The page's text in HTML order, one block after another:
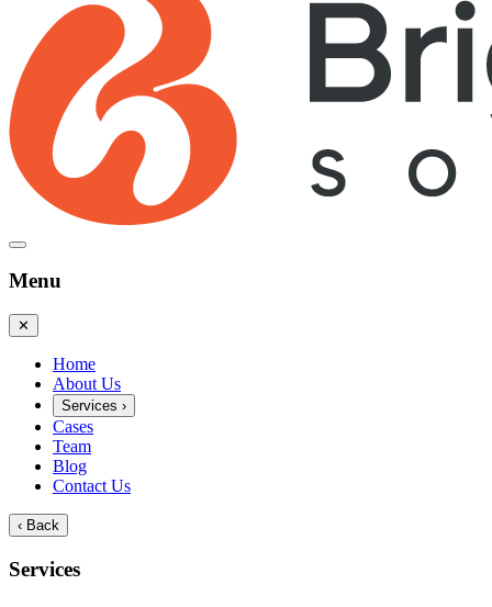
Menu
✕
Home
About Us
Services ›
Cases
Team
Blog
Contact Us
‹ Back
Services